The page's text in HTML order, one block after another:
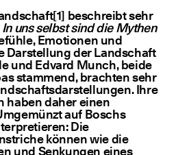
beschreibt sehr
In uns selbst sind die Mythen
Emotionen und
Darstellung der Landschaft
und Edvard Munch, beide
stammend, brachten sehr
Ihre
haben daher einen
auf Boschs
Die
können wie die
und Senkungen eines